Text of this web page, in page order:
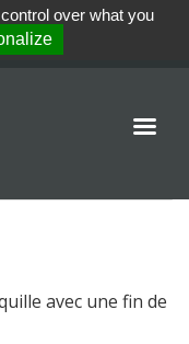
avec une fin de
over what you